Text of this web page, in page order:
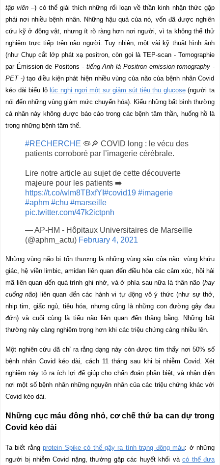
tập viên –) có thể giải thích những rối loạn về thần kinh nhận thức gặp
phải nơi nhiều bệnh nhân. Những hậu quả của nó, vốn đã được nghiên
cứu kỹ ở động vật, nhưng ít rõ ràng hơn nơi người, vì ta không thể thử
nghiệm trực tiếp trên não người. Tuy nhiên, một vài kỹ thuật hình ảnh
(như Chụp cắt lớp phát xạ positron, còn gọi là TEP-scan - Tomographie
par Émission de Positons - tiếng Anh là Positron emission tomography-
PET -)tạo điều kiện phát hiện nhiều vùng của não của bệnh nhân Covid
kéo dài biểu lộ lúc nghỉ ngơi một sự giảm sút tiêu thụ glucose(người ta
nói đến những vùng giảm mức chuyển hóa). Kiểu những bất bình thường
cá nhân này không được báo cáo trong các bệnh tâm thần, huống hồ là
trong những bệnh tâm thể.
#RECHERCHE 🦠🔎 COVID long : le vécu des
patients corroboré par l’imagerie cérébrale.
Lire notre article au sujet de cette découverte
majeure pour les patients ➡️
https://t.co/wIm8TBxfYI #covid19 #imagerie
#aphm #chu #marseille
pic.twitter.com/47k2ictpnh
— AP-HM - Hôpitaux Universitaires de Marseille
(@aphm_actu) February 4, 2021
Những vùng não bị tổn thương là những vùng sâu của não: vùng khứu
giác, hệ viền limbic, amidan liên quan đến điều hòa các cảm xúc, hồi hải
mã liên quan đến quá trình ghi nhớ, và ở phía sau nữa là thân não (hay
cuống não) liên quan đến các hành vi tự động vô ý thức (như sự thở,
nhịp tim, giấc ngủ, tiêu hóa, nhưng cũng là những con đường gây đau
đớn) và cuối cùng là tiểu não liên quan đến thăng bằng. Những bất
thường này càng nghiêm trọng hơn khi các triệu chứng càng nhiều lên.
Một nghiên cứu đã chỉ ra rằng dạng này còn được tìm thấy nơi 50% số
bệnh nhân Covid kéo dài, cách 11 tháng sau khi bị nhiễm Covid. Xét
nghiệm này tỏ ra ích lợi để giúp cho chẩn đoán phân biệt, và nhận diện
nơi một số bệnh nhân những nguyên nhân của các triệu chứng khác với
Covid kéo dài.
Những cục máu đông nhỏ, cơ chế thứ ba can dự trong
Covid kéo dài
Ta biết rằngprotein Spike có thể gây ra tình trạng đông máu: ở những
người bị nhiễm Covid nặng, thường gặp các huyết khối vàcó thể đưa